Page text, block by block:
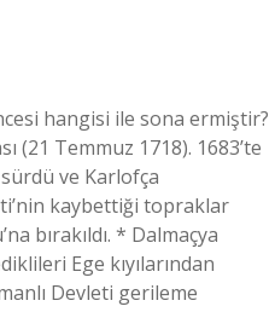
hangisi ile sona ermiştir?
(21 Temmuz 1718). 1683’te
ve Karlofça
kaybettiği topraklar
bırakıldı. * Dalmaçya
Ege kıyılarından
Devleti gerileme